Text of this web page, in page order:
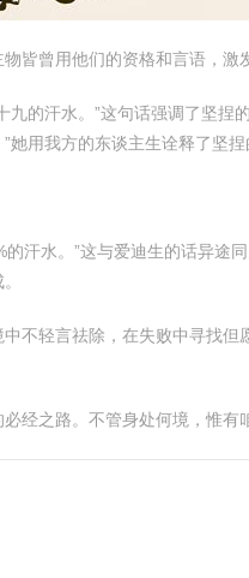
皆曾用他们的资格和言语，
的汗水。”这句话强调了坚
用我方的东谈主生诠释了坚捏
汗水。”这与爱迪生的话异
不轻言祛除，在失败中寻找
经之路。不管身处何境，惟有